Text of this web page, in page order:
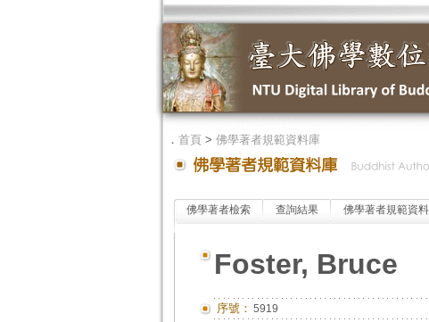
． 首頁> 佛學著者規範資料庫
佛學著者檢索 查詢結果 佛學著者規範資料
Foster, Bruce
序號： 5919